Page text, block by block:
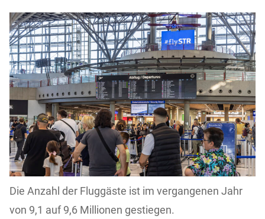
Die Anzahl der Fluggäste ist im vergangenen Jahr
von 9,1 auf 9,6 Millionen gestiegen.